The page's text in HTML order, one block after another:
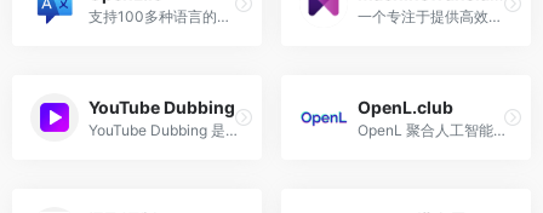
支持100多种语言的AI驱动翻译工具，具备翻译、润色、语法修正和语言学习等多种功能。能够进行精确的翻译，并提供内容创作辅助和语法校正功能，非常适合专业翻译需求。 一个专注于提供高效、准确的机器翻译服务的网站
YouTube Dubbing
YouTube Dubbing 是一个在线浏览器扩展，它通过AI实时翻译和配音功能，帮助用户跨越语言障碍，享受视频内容。
OpenL.club
OpenL 聚合人工智能翻译，句子、文章、论文、资料翻译首选